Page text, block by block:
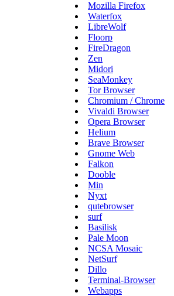
Mozilla Firefox
Waterfox
LibreWolf
Floorp
FireDragon
Zen
Midori
SeaMonkey
Tor Browser
Chromium / Chrome
Vivaldi Browser
Opera Browser
Helium
Brave Browser
Gnome Web
Falkon
Dooble
Min
Nyxt
qutebrowser
surf
Basilisk
Pale Moon
NCSA Mosaic
NetSurf
Dillo
Terminal-Browser
Webapps